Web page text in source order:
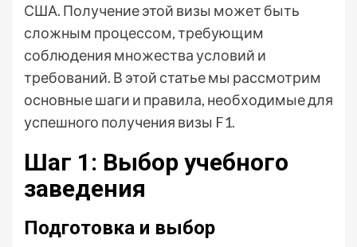
США. Получение этой визы может быть
сложным процессом, требующим
соблюдения множества условий и
требований. В этой статье мы рассмотрим
основные шаги и правила, необходимые для
успешного получения визы F1.
Шаг 1: Выбор учебного
заведения
Подготовка и выбор